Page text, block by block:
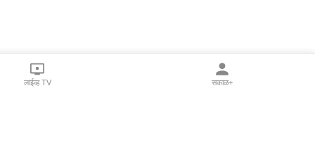
लाईव्ह TV सकाळ+